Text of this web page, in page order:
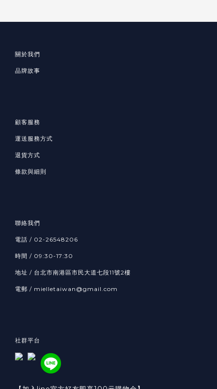
關於我們
品牌故事
顧客服務
運送服務方式
退貨方式
條款與細則
聯絡我們
電話 / 02-26548206
時間 / 09:30-17:30
地址 / 台北市南港區市民大道七段11號2樓
電郵 / mielletaiwan@gmail.com
社群平台